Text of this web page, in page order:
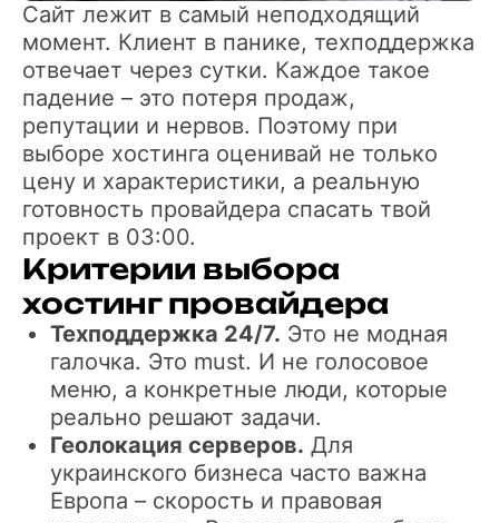
Сайт лежит в самый неподходящий
момент. Клиент в панике, техподдержка
отвечает через сутки. Каждое такое
падение – это потеря продаж,
репутации и нервов. Поэтому при
выборе хостинга оценивай не только
цену и характеристики, а реальную
готовность провайдера спасать твой
проект в 03:00.
Критерии выбора
хостинг провайдера
Техподдержка 24/7. Это не модная
галочка. Это must. И не голосовое
меню, а конкретные люди, которые
реально решают задачи.
Геолокация серверов. Для
украинского бизнеса часто важна
Европа – скорость и правовая